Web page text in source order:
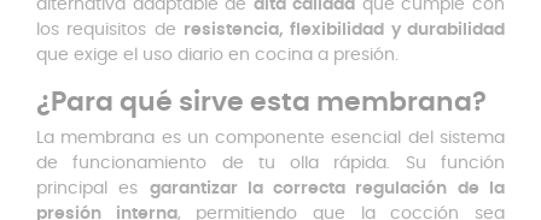
alternativa adaptable dealta calidad que cumple con
los requisitos de resistencia, flexibilidad y durabilidad
que exige el uso diario en cocina a presión.
¿Para qué sirve esta membrana?
La membrana es un componente esencial del sistema
de funcionamiento de tu olla rápida. Su función
principal es garantizar la correcta regulación de la
presión interna, permitiendo que la cocción sea